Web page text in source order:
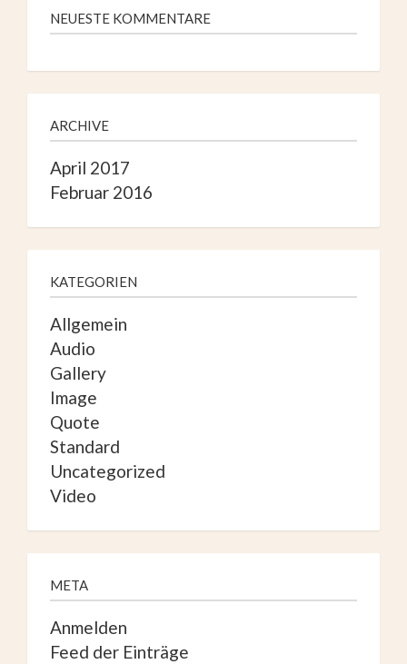
NEUESTE KOMMENTARE
ARCHIVE
April 2017
Februar 2016
KATEGORIEN
Allgemein
Audio
Gallery
Image
Quote
Standard
Uncategorized
Video
META
Anmelden
Feed der Einträge